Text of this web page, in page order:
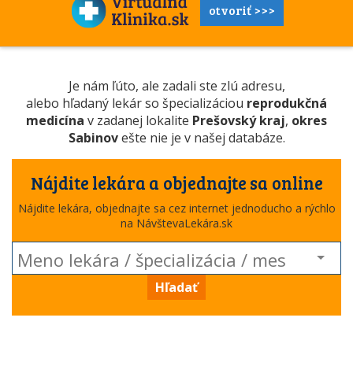
otvoriť >>>
Je nám ľúto, ale zadali ste zlú adresu,
alebo hľadaný lekár so špecializáciou reprodukčná
medicína v zadanej lokalite Prešovský kraj, okres
Sabinovešte nie je v našej databáze.
Nájdite lekára a objednajte sa online
Nájdite lekára, objednajte sa cez internet jednoducho a rýchlo
na NávštevaLekára.sk
Hľadať